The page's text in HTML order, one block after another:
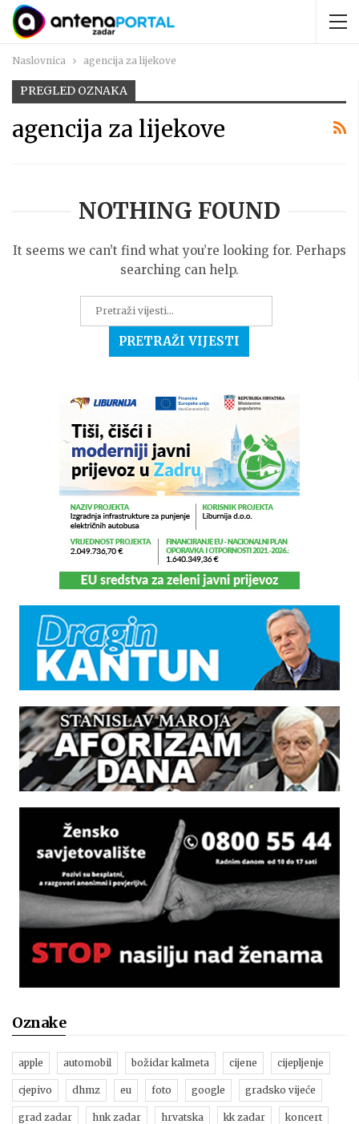
Naslovnica agencija za lijekove
PREGLED OZNAKA
agencija za lijekove
NOTHING FOUND
It seems we can’t find what you’re looking for. Perhaps
searching can help.
Oznake
apple automobil božidar kalmeta cijene cijepljenje
cjepivo dhmz eu foto google gradsko vijeće
grad zadar hnk zadar hrvatska kk zadar koncert